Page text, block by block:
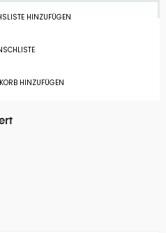
HINZUFÜGEN
HINZUFÜGEN